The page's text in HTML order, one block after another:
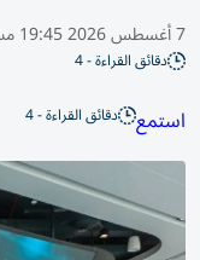
7 أغسطس 2026 19:45 مساء
دقائق القراءة - 4
استمع دقائق القراءة - 4